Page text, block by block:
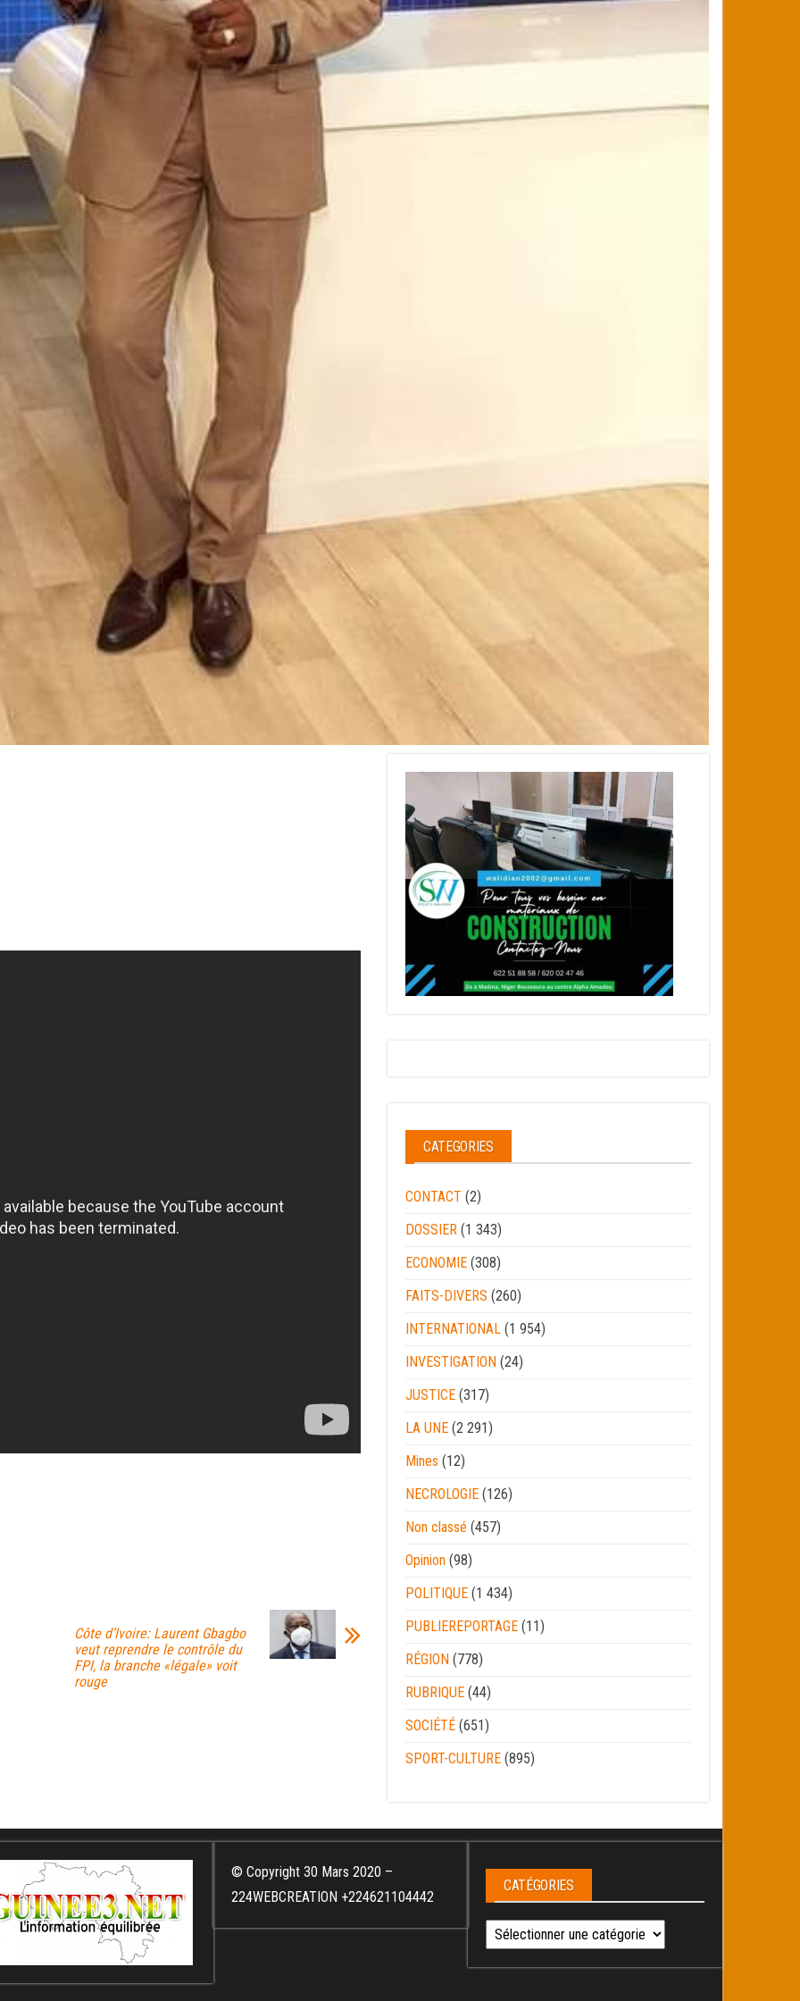
Côte d’Ivoire: Laurent Gbagbo
veut reprendre le contrôle du
FPI, la branche «légale» voit
rouge
CATEGORIES
CONTACT (2)
DOSSIER (1 343)
ECONOMIE (308)
FAITS-DIVERS (260)
INTERNATIONAL (1 954)
INVESTIGATION (24)
JUSTICE (317)
LA UNE (2 291)
Mines (12)
NECROLOGIE (126)
Non classé (457)
Opinion (98)
POLITIQUE (1 434)
PUBLIEREPORTAGE (11)
RÉGION (778)
RUBRIQUE (44)
SOCIÉTÉ (651)
SPORT-CULTURE (895)
© Copyright 30 Mars 2020 –
224WEBCREATION +224621104442
CATÉGORIES
Catégories